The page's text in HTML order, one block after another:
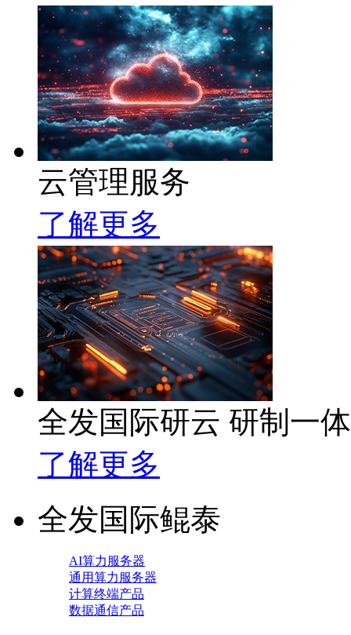
云管理服务
了解更多
全发国际研云 研制一
了解更多
全发国际鲲泰
AI算力服务器
通用算力服务器
计算终端产品
数据通信产品